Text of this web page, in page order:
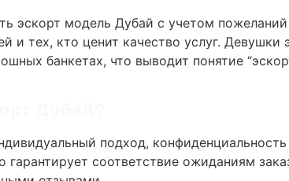
эскорт модель Дубай с учетом
и тех, кто ценит качество услуг.
банкетах, что выводит понятие
подход,
соответствие ожиданиям